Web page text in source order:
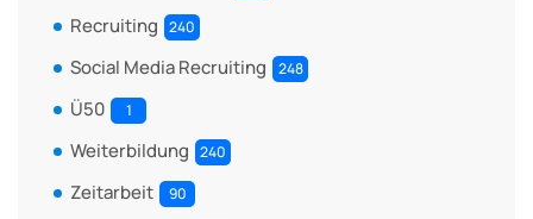
Recruiting 240
Social Media Recruiting 248
Ü50 1
Weiterbildung 240
Zeitarbeit 90